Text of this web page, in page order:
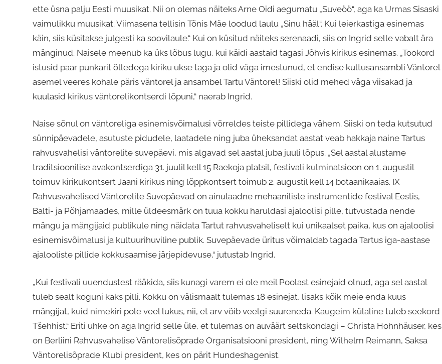
ette üsna palju Eesti muusikat. Nii on olemas näiteks Arne Oidi aegumatu „Suveöö“, aga ka Urmas Sisaski
vaimulikku muusikat. Viimasena tellisin Tõnis Mäe loodud laulu „Sinu hääl“. Kui leierkastiga esinemas
käin, siis küsitakse julgesti ka soovilaule.“ Kui on küsitud näiteks serenaadi, siis on Ingrid selle vabalt ära
mänginud. Naisele meenub ka üks lõbus lugu, kui käidi aastaid tagasi Jõhvis kirikus esinemas. „Tookord
istusid paar punkarit õlledega kiriku ukse taga ja olid väga imestunud, et endise kultusansambli Väntorel
asemel veeres kohale päris väntorel ja ansambel Tartu Väntorel! Siiski olid mehed väga viisakad ja
kuulasid kirikus väntorelikontserdi lõpuni,“ naerab Ingrid.
Naise sõnul on väntoreliga esinemisvõimalusi võrreldes teiste pillidega vähem. Siiski on teda kutsutud
sünnipäevadele, asutuste pidudele, laatadele ning juba üheksandat aastat veab hakkaja naine Tartus
rahvusvahelisi väntorelite suvepäevi, mis algavad sel aastal juba juuli lõpus. „Sel aastal alustame
traditsioonilise avakontserdiga 31. juulil kell 15 Raekoja platsil, festivali kulminatsioon on 1. augustil
toimuv kirikukontsert Jaani kirikus ning lõppkontsert toimub 2. augustil kell 14 botaanikaaias. IX
Rahvusvahelised Väntorelite Suvepäevad on ainulaadne mehaaniliste instrumentide festival Eestis,
Balti- ja Põhjamaades, mille üldeesmärk on tuua kokku haruldasi ajaloolisi pille, tutvustada nende
mängu ja mängijaid publikule ning näidata Tartut rahvusvaheliselt kui unikaalset paika, kus on ajaloolisi
esinemisvõimalusi ja kultuurihuviline publik. Suvepäevade üritus võimaldab tagada Tartus iga-aastase
ajalooliste pillide kokkusaamise järjepidevuse,“ jutustab Ingrid.
„Kui festivali uuendustest rääkida, siis kunagi varem ei ole meil Poolast esinejaid olnud, aga sel aastal
tuleb sealt koguni kaks pilli. Kokku on välismaalt tulemas 18 esinejat, lisaks kõik meie enda kuus
mängijat, kuid nimekiri pole veel lukus, nii, et arv võib veelgi suureneda. Kaugeim külaline tuleb seekord
Tšehhist.“ Eriti uhke on aga Ingrid selle üle, et tulemas on auväärt seltskondagi – Christa Hohnhäuser, kes
on Berliini Rahvusvahelise Väntorelisõprade Organisatsiooni president, ning Wilhelm Reimann, Saksa
Väntorelisõprade Klubi president, kes on pärit Hundeshagenist.